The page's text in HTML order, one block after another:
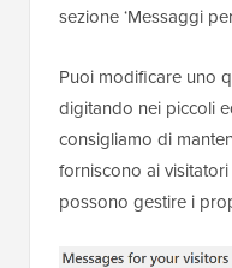
sezione ‘Messaggi
Puoi modificare uno
digitando nei piccoli
consigliamo di
forniscono ai
possono gestire i